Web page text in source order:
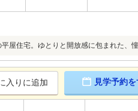
屋住宅。ゆとりと開放感に包まれた、
入りに追加 見学予約